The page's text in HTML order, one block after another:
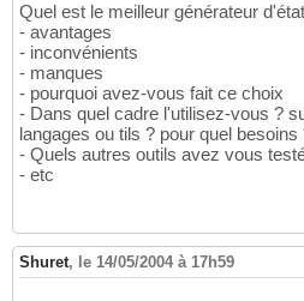
Quel est le meilleur générateur
- avantages
- inconvénients
- manques
- pourquoi avez-vous fait ce choix
- Dans quel cadre l'utilisez-vous ?
langages ou tils ? pour quel besoins
- Quels autres outils avez vous
- etc
Shuret, le 14/05/2004 à 17h59